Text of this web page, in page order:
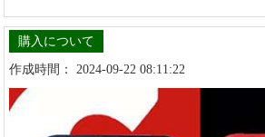
購入について
作成時間： 2024-09-22 08:11:22